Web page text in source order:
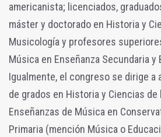
americanista; licenciados,
máster y doctorado en Historia y
Musicología y profesores
Música en Enseñanza Secundaria y
Igualmente, el congreso se dirige
de grados en Historia y Ciencias de
Enseñanzas de Música en
Primaria (mención Música o